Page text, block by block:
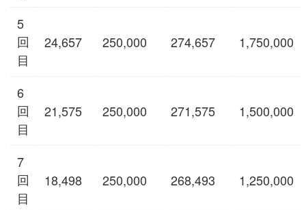
5
回
目
24,657 250,000 274,657 1,750,000
6
回
目
21,575 250,000 271,575 1,500,000
7
回
目
18,498 250,000 268,493 1,250,000